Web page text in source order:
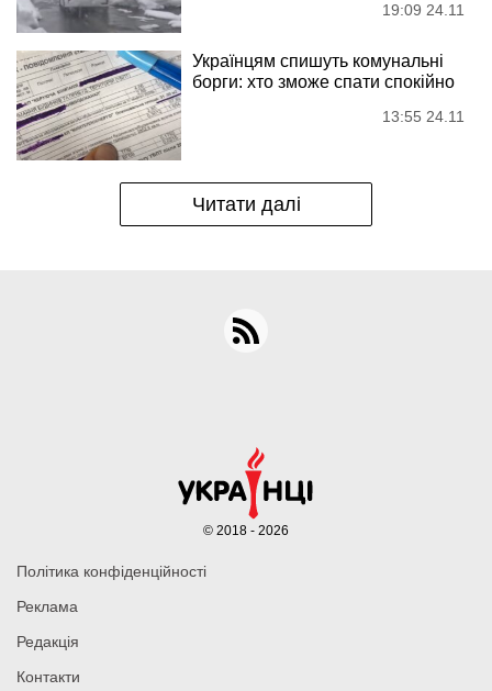
19:09 24.11
Українцям спишуть комунальні
борги: хто зможе спати спокійно
13:55 24.11
Читати далі
Політика конфіденційності
Реклама
Редакція
Контакти
© 2018 - 2026